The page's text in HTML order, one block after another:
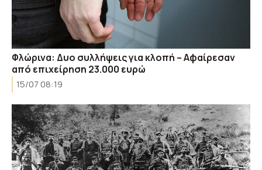
Φλώρινα: Δυο συλλήψεις για κλοπή – Αφαίρεσαν
από επιχείρηση 23.000 ευρώ
15/07 08:19